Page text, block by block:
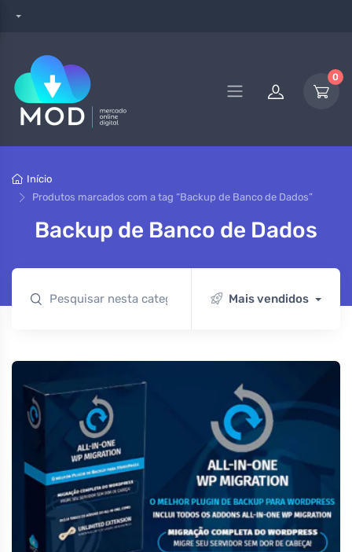
0
Início
Produtos marcados com a tag “Backup de Banco de Dados”
Backup de Banco de Dados
Mais vendidos